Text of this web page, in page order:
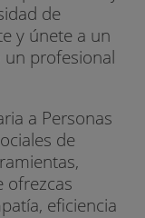
de
y únete a un
profesional
a Personas
de
ofrezcas
eficiencia